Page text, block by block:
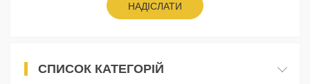
НАДІСЛАТИ
СПИСОК КАТЕГОРІЙ